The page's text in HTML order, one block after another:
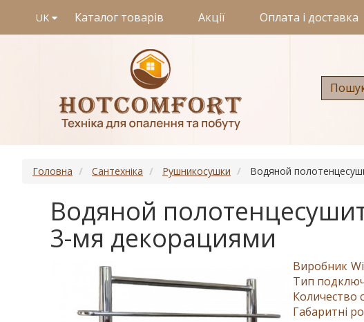
UK Каталог товарів Акції Оплата і доставка
Головна Сантехніка Рушникосушки Водяной
Водяной
3-мя декорациями
Виробник
Тип
Количество
Габаритні